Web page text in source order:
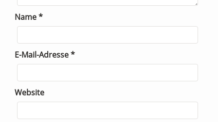
Name*
E-Mail-Adresse*
Website